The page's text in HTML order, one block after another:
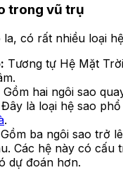
trong vũ trụ
có rất nhiều loại
Tương tự Hệ Mặt
Gồm hai ngôi sao
là loại hệ sao
.
Gồm ba ngôi sao trở
Các hệ này có cấu
dự đoán hơn.